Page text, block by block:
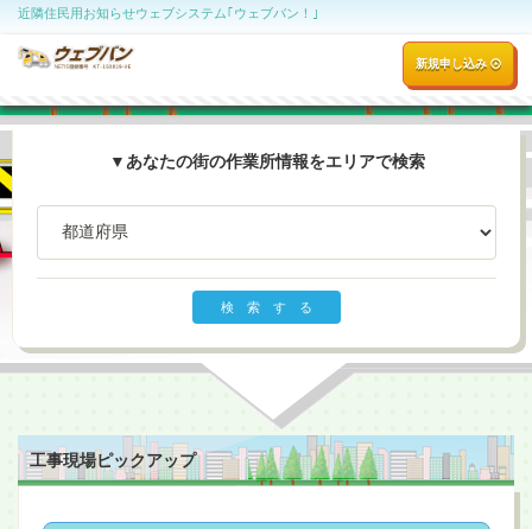
近隣住民用お知らせウェブシステム｢ウェブバン！｣
新規申し込み
▼あなたの街の作業所情報をエリアで検索
検 索 す る
工事現場ピックアップ